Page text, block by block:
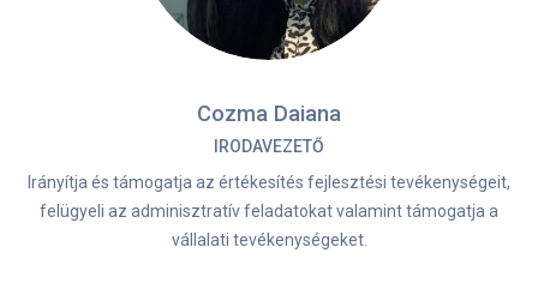
Cozma Daiana
IRODAVEZETŐ
Irányítja és támogatja az értékesítés fejlesztési tevékenységeit,
felügyeli az adminisztratív feladatokat valamint támogatja a
vállalati tevékenységeket.